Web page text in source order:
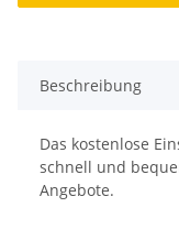
Beschreibung
Das kostenlose
schnell und
Angebote.